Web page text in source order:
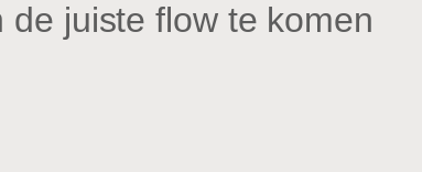
juiste flow te komen